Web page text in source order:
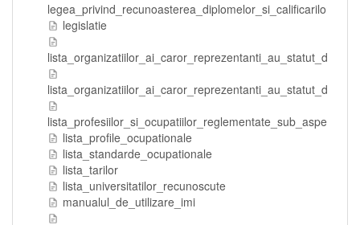
legislatie
lista_profile_ocupationale
lista_standarde_ocupationale
lista_tarilor
lista_universitatilor_recunoscute
manualul_de_utilizare_imi